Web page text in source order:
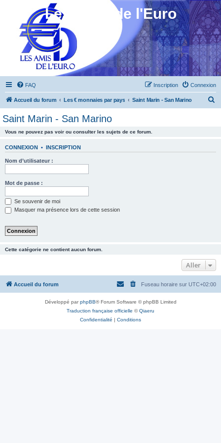
Les Amis de l'Euro
FAQ Connexion
Inscription
Accueil du forum Les € monnaies par pays Saint Marin - San Marino
Saint Marin - San Marino
Vous ne pouvez pas voir ou consulter les sujets de ce forum.
CONNEXION • INSCRIPTION
Nom d’utilisateur :
Mot de passe :
Se souvenir de moi
Masquer ma présence lors de cette session
Cette catégorie ne contient aucun forum.
Aller
Accueil du forum Fuseau horaire sur UTC+02:00
Développé parphpBB® Forum Software © phpBB Limited
Traduction française officielle ©Qiaeru
Confidentialité | Conditions